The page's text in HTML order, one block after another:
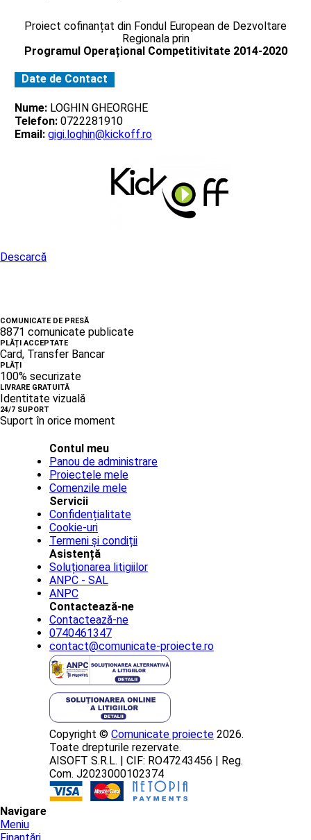
Proiect cofinanțat din Fondul European de Dezvoltare
Regionala prin
Programul Operațional Competitivitate 2014-2020
Date de Contact
Nume: LOGHIN GHEORGHE
Telefon: 0722281910
Email: gigi.loghin@kickoff.ro
Descarcă
COMUNICATE DE PRESĂ
8871 comunicate publicate
PLĂȚI ACCEPTATE
Card, Transfer Bancar
PLĂȚI
100% securizate
LIVRARE GRATUITĂ
Identitate vizuală
24/7 SUPORT
Suport în orice moment
Contul meu
Panou de administrare
Proiectele mele
Comenzile mele
Servicii
Confidențialitate
Cookie-uri
Termeni și condiții
Asistență
Soluționarea litigiilor
ANPC - SAL
ANPC
Contactează-ne
Contactează-ne
0740461347
contact@comunicate-proiecte.ro
Copyright © Comunicate proiecte 2026.
Toate drepturile rezervate.
AISOFT S.R.L. | CIF: RO47243456 | Reg.
Com. J2023000102374
Navigare
Meniu